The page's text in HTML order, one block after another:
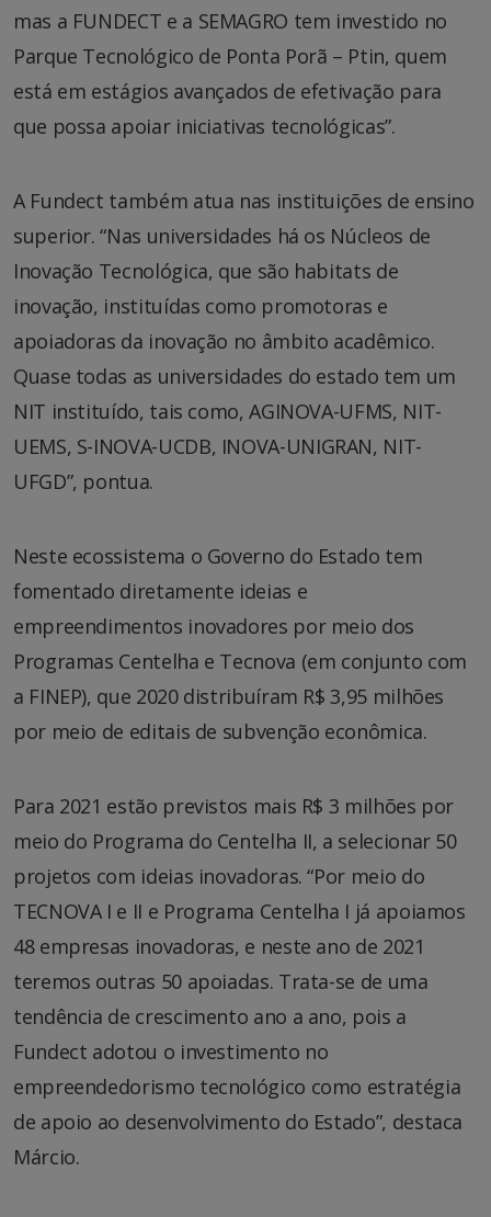
mas a FUNDECT e a SEMAGRO tem investido no
Parque Tecnológico de Ponta Porã – Ptin, quem
está em estágios avançados de efetivação para
que possa apoiar iniciativas tecnológicas”.
A Fundect também atua nas instituições de ensino
superior. “Nas universidades há os Núcleos de
Inovação Tecnológica, que são habitats de
inovação, instituídas como promotoras e
apoiadoras da inovação no âmbito acadêmico.
Quase todas as universidades do estado tem um
NIT instituído, tais como, AGINOVA-UFMS, NIT-
UEMS, S-INOVA-UCDB, INOVA-UNIGRAN, NIT-
UFGD”, pontua.
Neste ecossistema o Governo do Estado tem
fomentado diretamente ideias e
empreendimentos inovadores por meio dos
Programas Centelha e Tecnova (em conjunto com
a FINEP), que 2020 distribuíram R$ 3,95 milhões
por meio de editais de subvenção econômica.
Para 2021 estão previstos mais R$ 3 milhões por
meio do Programa do Centelha II, a selecionar 50
projetos com ideias inovadoras. “Por meio do
TECNOVA I e II e Programa Centelha I já apoiamos
48 empresas inovadoras, e neste ano de 2021
teremos outras 50 apoiadas. Trata-se de uma
tendência de crescimento ano a ano, pois a
Fundect adotou o investimento no
empreendedorismo tecnológico como estratégia
de apoio ao desenvolvimento do Estado”, destaca
Márcio.